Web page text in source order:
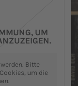
UM
Bitte
um die